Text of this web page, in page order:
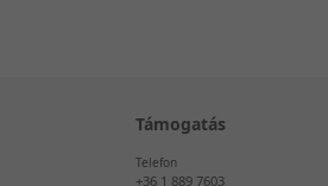
Támogatás
Telefon
+36 1 889 7603